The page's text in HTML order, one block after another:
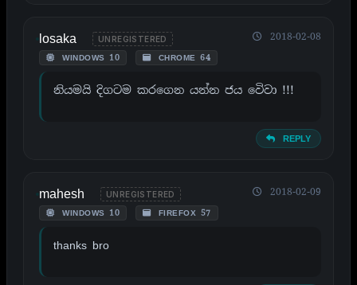
losaka UNREGISTERED
WINDOWS 10 CHROME 64
2018-02-08
නියමයි දිගටම කරගෙන යන්න ජය වෙිවා !!!
REPLY
mahesh UNREGISTERED
WINDOWS 10 FIREFOX 57
2018-02-09
thanks bro